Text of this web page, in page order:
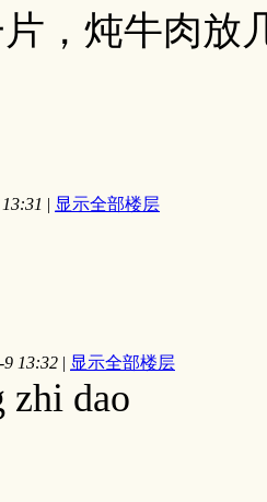
，炖牛肉放
| 显示全部楼层
13:32 | 显示全部楼层
zhi dao